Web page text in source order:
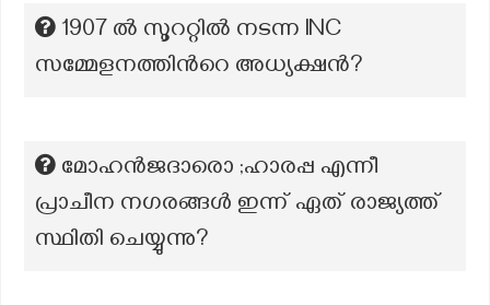
1907 ല്‍ സൂററ്റില്‍ നടന്ന INC
സമ്മേളനത്തിന്‍റെ അധ്യക്ഷന്‍?
മോഹൻജദാരൊ ;ഹാരപ്പ എന്നീ
പ്രാചീന നഗരങ്ങൾ ഇന്ന് ഏത് രാജ്യത്ത്
സ്ഥിതി ചെയ്യുന്നു?